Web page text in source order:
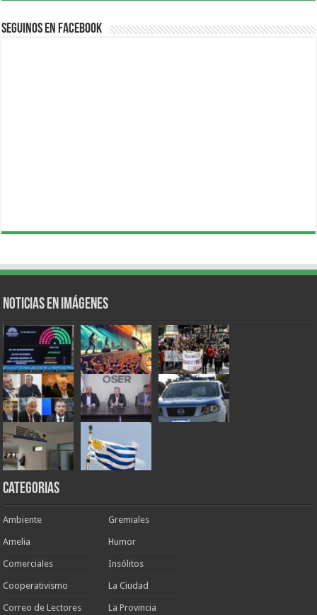
Seguinos en Facebook
Noticias en Imágenes
Categorias
Ambiente
Amelia
Comerciales
Cooperativismo
Correo de Lectores
Gremiales
Humor
Insólitos
La Ciudad
La Provincia